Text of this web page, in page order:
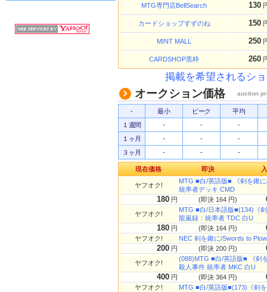
MTG専門店BellSearch 130
カードショップすずのね 150
MINT MALL 250
CARDSHOP黒枠 260
掲載を希望されるシ
オークション価格 auction
- 最小 ピーク
平均
１週間
- -
-
１ヶ月
- -
-
３ヶ月
- - -
現在価格 即決
ヤフオク!
MTG ■白/英語版■ 《剣を鍬
統率者デッキ CMD
180 円 (即決 164 円)
ヤフオク!
MTG ■白/日本語版■(134)《
龍嵐録：統率者 TDC 白U
180 円 (即決 164 円)
ヤフオク! NEC 剣を鍬に/Swords to
200 円 (即決 200 円)
ヤフオク!
(088)MTG ■白/英語版■ 《剣
殺人事件 統率者 MKC 白U
400 円 (即決 364 円)
ヤフオク! MTG ■白/英語版■(173)《剣